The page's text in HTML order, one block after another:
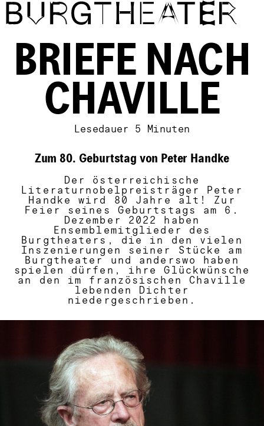
Direkt zum Inhalt
BRIEFE NACH
CHAVILLE
Lesedauer 5 Minuten
Zum 80. Geburtstag von Peter Handke
Der österreichische
Literaturnobelpreisträger Peter
Handke wird 80 Jahre alt! Zur
Feier seines Geburtstags am 6.
Dezember 2022 haben
Ensemblemitglieder des
Burgtheaters, die in den vielen
Inszenierungen seiner Stücke am
Burgtheater und anderswo haben
spielen dürfen, ihre Glückwünsche
an den im französischen Chaville
lebenden Dichter
niedergeschrieben.